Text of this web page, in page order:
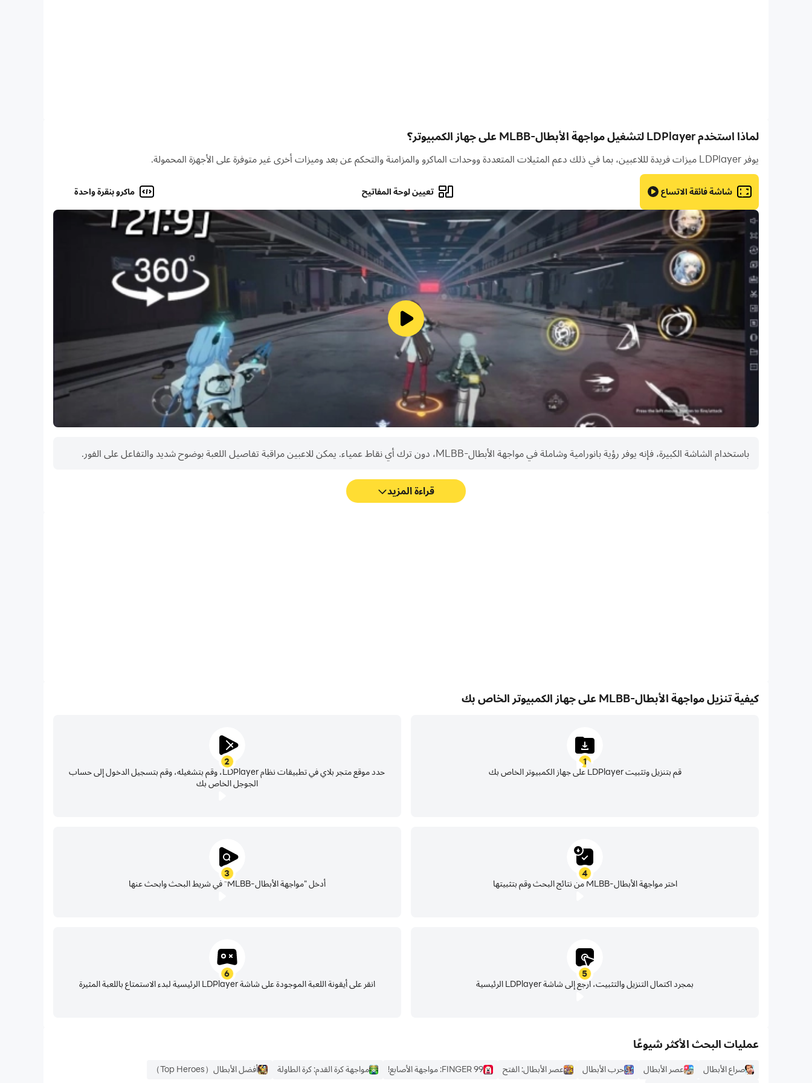
4. تحكم بسيط وسهل الإتقان
تهاجم بسهولة حتى الضربة الأخيرة. فلا مجال للخطأ! ويتيح لك نظام اُنقر-لشراء المعدات الموصى بها لبطلك خلال المباراة إلى زيادة تركيزك الكامل على إثارة المعركة!
تستغرق عملية البحث عن اللاعبين لبدء المباراة 10 ثوانٍ فقط، وتستغرق المباراة نفسها 10 دقائق، قم بجمع الذهب في بداية المباراة من خلال قتل اتباع العدو لزيادة مستوك ولشراء معدات أقوى
لكي تستطيع بدء قتالات شديدة مع أعدائك. لا حاجة للانتظار طويلا لبدء القتال، حركات مثيرة وانتصارات عديدة. في أي مكان وفي أي لحظة، ما عليك سوى التقاط هاتفك وتشغيل اللعبة وبدء
منافسة الموبا المليئة بالحيوية
6. ذكاء صناعي جاهز للمساعدة
في معظم ألعاب الموبا، قد يعني انقطاع اتصال أحد الحلفاء خسارة فريقك، ولكن مع نظام مواجهة الأبطال- MLBB القوي لإعادة الاتصال، إذا فقدت اتصالك، يمكنك العودة إلى المعركة في ثوانٍ.
وأثناء كونك غير متصل بالإنترنت، سيتم التحكم في شخصيتك بواسطة نظام الذكاء الاصطناعي الخاص بنا لتجنب القتال غير العادل
يرجى الملاحظة أن مواجهة الأبطال-MLBB هي لعبة مجانية للتنزيل واللعب، ولكن يمكن أيضا شراء بعض العناصر داخل اللعبة مقابل أموال حقيقية. إذا كنت لا ترغب في استخدام هذه الميزة،
فيرجى إعداد الحماية بكلمة مرور للمشتريات في إعدادات تطبيق متجر Google Play. أيضا، بموجب شروط الخدمة وسياسة الخصوصية الخاصة بنا، يجب أن يكون عمرك 12 عاما على الأقل
للعب وتنزيل مواجهة الأبطال-MLBB.
يمكنك الحصول على مساعدة خدمة العملاء عبر زر [اتصل بنا] في اللعبة لمساعدتك في أي مشاكل قد تواجهها أثناء اللعب. يمكنك أيضًا أن تجدنا على المنصات التالية. نحن نُرحب بجميع الأفكار
البريد الإلكتروني لخدمة العملاء: mobilelegendsgame@moonton.com
لماذا استخدم LDPlayer لتشغيل مواجهة الأبطال-MLBB على جهاز الكمبيوتر؟
يوفر LDPlayer ميزات فريدة لللاعبين، بما في ذلك دعم المثيلات المتعددة ووحدات الماكرو والمزامنة والتحكم عن بعد وميزات أخرى غير متوفرة على الأجهزة المحمولة.
شاشة فائقة الاتساع تعيين لوحة المفاتيح ماكرو بنقرة واحدة
باستخدام الشاشة الكبيرة، فإنه يوفر رؤية بانورامية وشاملة في مواجهة الأبطال-MLBB، دون ترك أي نقاط عمياء. يمكن للاعبين مراقبة تفاصيل اللعبة بوضوح شديد والتفاعل على الفور.
قراءة المزيد
كيفية تنزيل مواجهة الأبطال-MLBB على جهاز الكمبيوتر الخاص بك
1
قم بتنزيل وتثبيت LDPlayer على جهاز الكمبيوتر الخاص بك
2
حدد موقع متجر بلاي في تطبيقات نظام LDPlayer، وقم بتشغيله، وقم بتسجيل الدخول إلى حساب
الجوجل الخاص بك
3
أدخل "مواجهة الأبطال-MLBB" في شريط البحث وابحث عنها
4
اختر مواجهة الأبطال-MLBB من نتائج البحث وقم بتثبيتها
5
بمجرد اكتمال التنزيل والتثبيت، ارجع إلى شاشة LDPlayer الرئيسية
6
انقر على أيقونة اللعبة الموجودة على شاشة LDPlayer الرئيسية لبدء الاستمتاع باللعبة المثيرة
عمليات البحث الأكثر شيوعًا
صراع الأبطال عصر الأبطال حرب الأبطال عصر الأبطال: الفتح FINGER 99: مواجهة الأصابع! مواجهة كرة القدم: كرة الطاولة
أفضل الأبطال（Top Heroes）